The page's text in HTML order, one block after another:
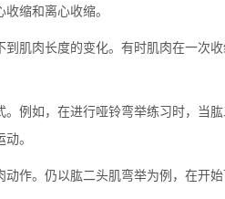
缩和离心收缩。
肉长度的变化。有时肌肉在一次收
如，在进行哑铃弯举练习时，当
动。
。仍以肱二头肌弯举为例，在开